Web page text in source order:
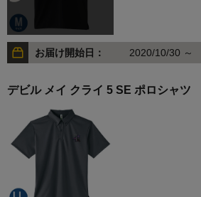
お届け開始日： 2020/10/30 ～
デビル メイ クライ 5 SE ポロシャ